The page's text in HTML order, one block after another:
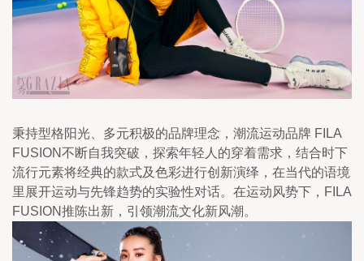
秉持型格阳光、多元积极的品牌理念，潮流运动品牌 FILA
FUSION不断自我突破，探索年轻人的穿着需求，结合时下
流行元素将经典的款式及色彩进行创新演绎，在当代的语境
里展开运动与先锋趋势的实验性对话。在运动风势下，FILA
FUSION推陈出新，引领潮流文化新风潮。